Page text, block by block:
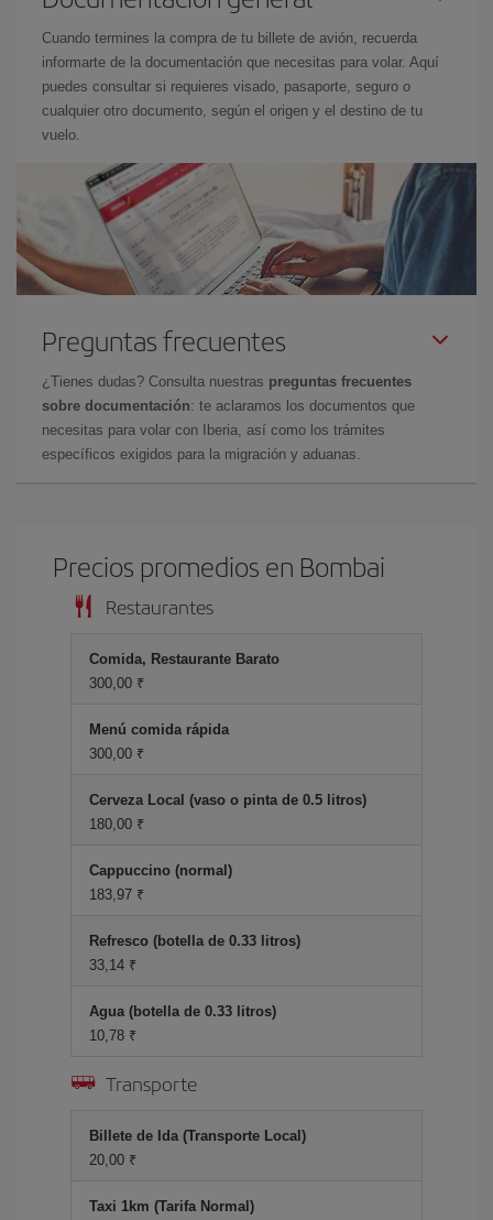
Cuando termines la compra de tu billete de avión, recuerda
informarte de la documentación que necesitas para volar. Aquí
puedes consultar si requieres visado, pasaporte, seguro o
cualquier otro documento, según el origen y el destino de tu
vuelo.
Preguntas frecuentes
¿Tienes dudas? Consulta nuestras preguntas frecuentes
sobre documentación: te aclaramos los documentos que
necesitas para volar con Iberia, así como los trámites
específicos exigidos para la migración y aduanas.
Precios promedios en Bombai
Restaurantes
Comida, Restaurante Barato
300,00 ₹
Menú comida rápida
300,00 ₹
Cerveza Local (vaso o pinta de 0.5 litros)
180,00 ₹
Cappuccino (normal)
183,97 ₹
Refresco (botella de 0.33 litros)
33,14 ₹
Agua (botella de 0.33 litros)
10,78 ₹
Transporte
Billete de Ida (Transporte Local)
20,00 ₹
Taxi 1km (Tarifa Normal)